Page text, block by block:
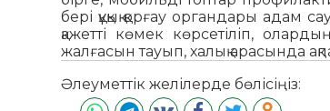
бері құқық қорғау органдары
қажетті көмек көрсетіліп,
жалғасын тауып, халық арасында
Әлеуметтік желілерде бөлісіңіз: